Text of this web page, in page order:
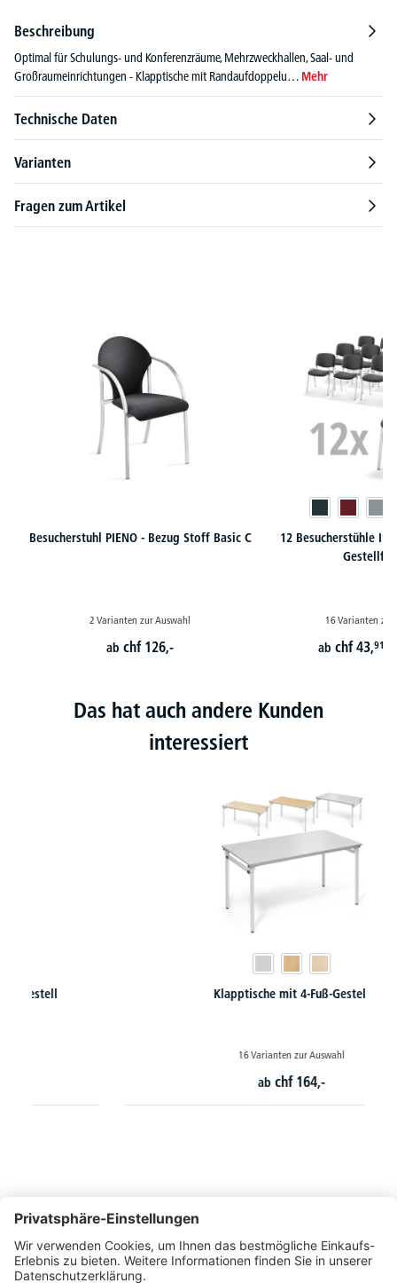
Beschreibung
Optimal für Schulungs- und Konferenzräume, Mehrzweckhallen, Saal- und
Großraumeinrichtungen - Klapptische mit Randaufdoppelu… Mehr
Technische Daten
Varianten
Fragen zum Artikel
Besucherstuhl PIENO - Bezug Stoff Basic C
2 Varianten zur Auswahl
abchf 126,-
12 Besucherstühle
16 Varianten zur
abchf 43,91
Das hat auch andere Kunden
interessiert
Klapptische mit 4-Fuß-Gestell
16 Varianten zur Auswahl
Montags bis Freitags von 08:30 - 17:00 Uhr
+41 44 240 / 11 55
+41 44 240 / 11 57